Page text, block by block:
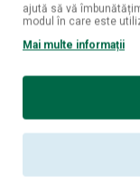
09
ajută să vă
modul în care este
Mai multe informații